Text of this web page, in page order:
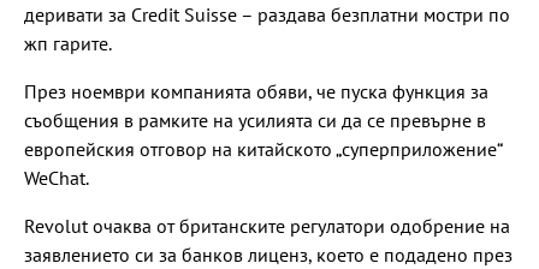
деривати за Credit Suisse – раздава безплатни мостри по
жп гарите.
През ноември компанията обяви, че пуска функция за
съобщения в рамките на усилията си да се превърне в
европейския отговор на китайското „суперприложение“
WeChat.
Revolut очаква от британските регулатори одобрение на
заявлението си за банков лиценз, което е подадено през